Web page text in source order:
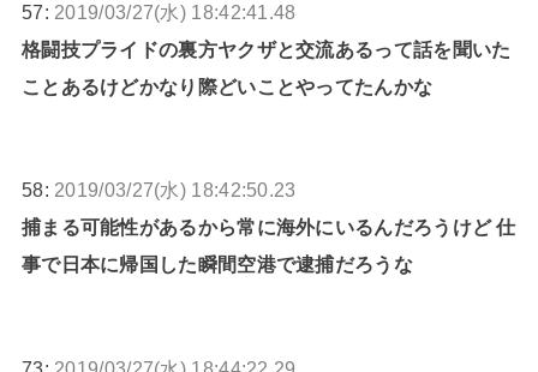
57: 2019/03/27(水) 18:42:41.48
格闘技プライドの裏方ヤクザと交流あるって話を聞いた
ことあるけどかなり際どいことやってたんかな
58: 2019/03/27(水) 18:42:50.23
捕まる可能性があるから常に海外にいるんだろうけど 仕
事で日本に帰国した瞬間空港で逮捕だろうな